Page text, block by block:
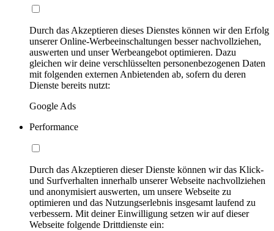
Durch das Akzeptieren dieses Dienstes können wir den Erfolg
unserer Online-Werbeeinschaltungen besser nachvollziehen,
auswerten und unser Werbeangebot optimieren. Dazu
gleichen wir deine verschlüsselten personenbezogenen Daten
mit folgenden externen Anbietenden ab, sofern du deren
Dienste bereits nutzt:
Google Ads
Performance
Durch das Akzeptieren dieser Dienste können wir das Klick-
und Surfverhalten innerhalb unserer Webseite nachvollziehen
und anonymisiert auswerten, um unsere Webseite zu
optimieren und das Nutzungserlebnis insgesamt laufend zu
verbessern. Mit deiner Einwilligung setzen wir auf dieser
Webseite folgende Drittdienste ein: